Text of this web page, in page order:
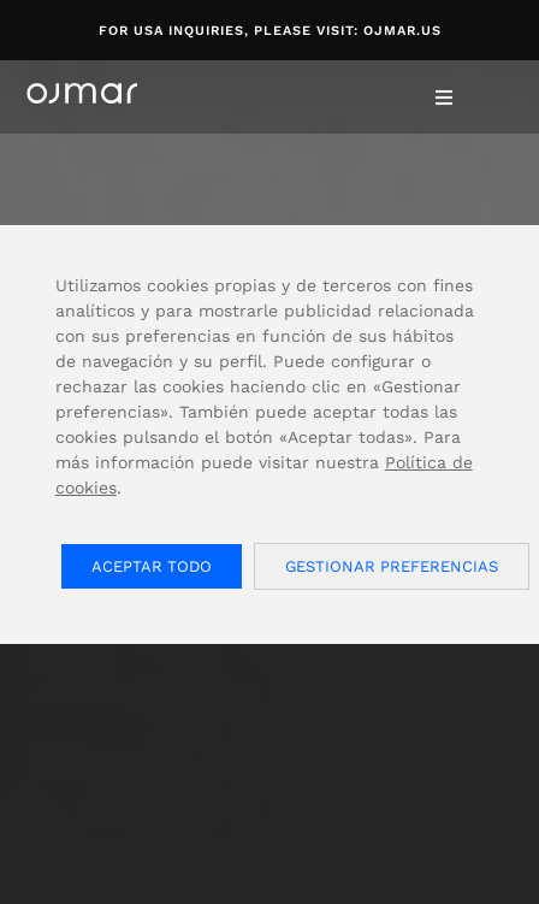
FOR USA INQUIRIES, PLEASE VISIT: OJMAR.US
Utilizamos cookies propias y de terceros con fines
analíticos y para mostrarle publicidad relacionada
con sus preferencias en función de sus hábitos
de navegación y su perfil. Puede configurar o
rechazar las cookies haciendo clic en «Gestionar
preferencias». También puede aceptar todas las
cookies pulsando el botón «Aceptar todas». Para
más información puede visitar nuestra Política de
cookies.
ACEPTAR TODO GESTIONAR PREFERENCIAS